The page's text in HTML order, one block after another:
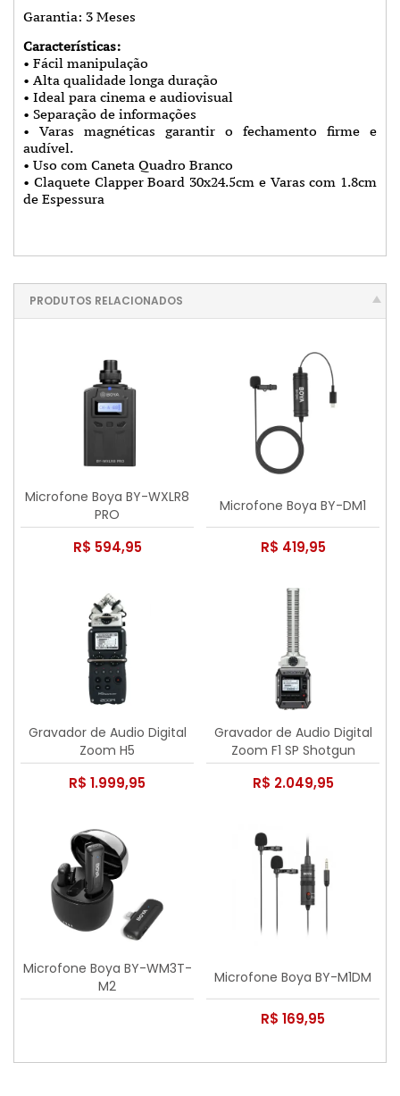
Garantia: 3 Meses
Características:
• Fácil manipulação
• Alta qualidade longa duração
• Ideal para cinema e audiovisual
• Separação de informações
• Varas magnéticas garantir o fechamento firme e
audível.
• Uso com Caneta Quadro Branco
• Claquete Clapper Board 30x24.5cm e Varas com 1.8cm
de Espessura
PRODUTOS RELACIONADOS
Microfone Boya BY-WXLR8
PRO
R$ 594,95
Microfone Boya BY-DM1
R$ 419,95
Gravador de Audio Digital
Zoom H5
R$ 1.999,95
Gravador de Audio Digital
Zoom F1 SP Shotgun
R$ 2.049,95
Microfone Boya BY-WM3T-
M2
Microfone Boya BY-M1DM
R$ 169,95